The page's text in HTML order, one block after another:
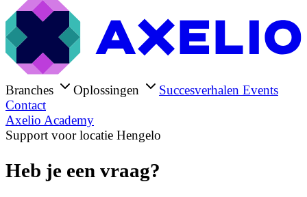
Branches Oplossingen Succesverhalen Events
Contact
Axelio Academy
Support voor locatie Hengelo
Heb je een vraag?